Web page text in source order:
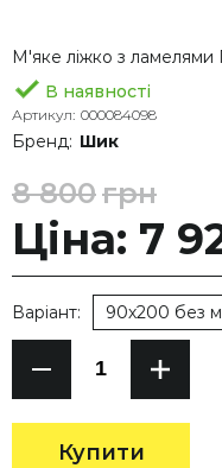
М'яке ліжко з ламелями
В наявності
Артикул: 000084098
Бренд: Шик
8 800грн
Ціна: 7
Купити
Варіант: 90х200 без